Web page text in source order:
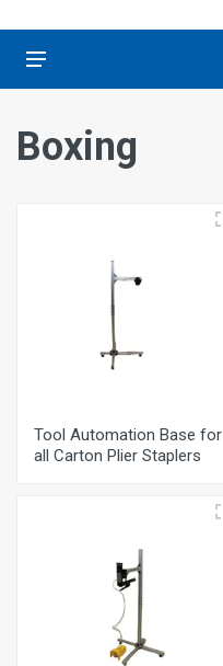
Boxing
Tool Automation Base for
all Carton Plier Staplers